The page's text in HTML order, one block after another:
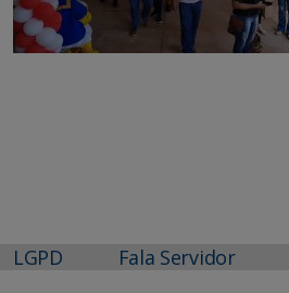
LGPD Fala Servidor